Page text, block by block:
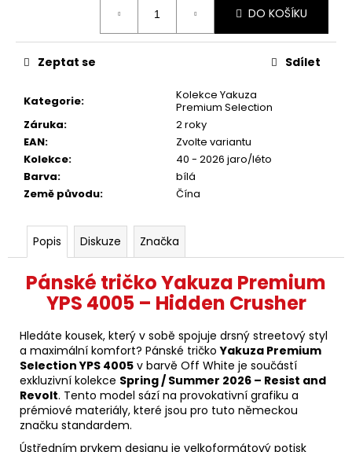
DO KOŠÍKU
Kategorie:
Kolekce Yakuza
Premium Selection
Záruka:
2 roky
EAN:
Zvolte variantu
Kolekce:
40 - 2026 jaro/léto
Barva:
bílá
Země původu: Čína
Zeptat se Sdílet
Popis Diskuze Značka
Pánské tričko Yakuza Premium
YPS 4005 – Hidden Crusher
Hledáte kousek, který v sobě spojuje drsný streetový styl
a maximální komfort? Pánské tričkoYakuza Premium
Selection YPS 4005 v barvě Off White je součástí
exkluzivní kolekce Spring / Summer 2026 – Resist and
Revolt. Tento model sází na provokativní grafiku a
prémiové materiály, které jsou pro tuto německou
značku standardem.
Ústředním prvkem designu je velkoformátový potisk
Kč
848